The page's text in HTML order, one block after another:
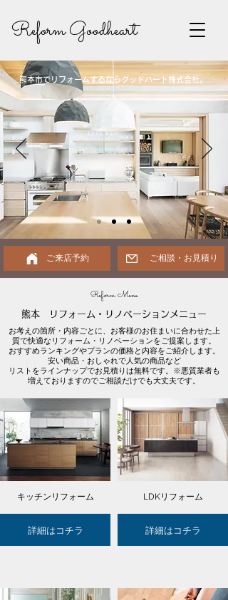
Reform Goodheart
熊本市でリフォームするならグッドハート株式会社。
ご来店予約 ご相談・お見積り
Reform Menu
熊本 リフォーム・リノベーションメニュー
お考えの箇所・内容ごとに、お客様のお住まいに合わせた上
質で快適なリフォーム・リノベーションをご提案します。
おすすめランキングやプランの価格と内容をご紹介します。
安い商品・おしゃれで人気の商品など
リストをラインナップでお見積りは無料です。※悪質業者も
増えておりますのでご相談だけでも大丈夫です。
キッチンリフォーム
詳細はコチラ
LDKリフォーム
詳細はコチラ